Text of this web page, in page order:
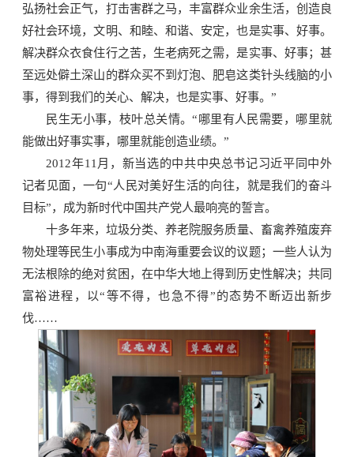
弘扬社会正气，打击害群之马，丰富群众业余生活，创造良
好社会环境，文明、和睦、和谐、安定，也是实事、好事。
解决群众衣食住行之苦，生老病死之需，是实事、好事；甚
至远处僻土深山的群众买不到灯泡、肥皂这类针头线脑的小
事，得到我们的关心、解决，也是实事、好事。”
民生无小事，枝叶总关情。“哪里有人民需要，哪里就
能做出好事实事，哪里就能创造业绩。”
2012年11月，新当选的中共中央总书记习近平同中外
记者见面，一句“人民对美好生活的向往，就是我们的奋斗
目标”，成为新时代中国共产党人最响亮的誓言。
十多年来，垃圾分类、养老院服务质量、畜禽养殖废弃
物处理等民生小事成为中南海重要会议的议题；一些人认为
无法根除的绝对贫困，在中华大地上得到历史性解决；共同
富裕进程，以“等不得，也急不得”的态势不断迈出新步
伐……